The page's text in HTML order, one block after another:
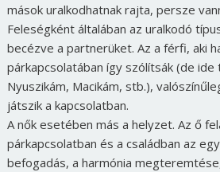
mások uralkodhatnak rajta, persze
Feleségként általában az uralkodó
becézve a partnerüket. Az a férfi, aki
párkapcsolatában így szólítsák (de ide
Nyuszikám, Macikám, stb.),
játszik a kapcsolatban.
A nők esetében más a helyzet. Az ő
párkapcsolatban és a családban az
befogadás, a harmónia